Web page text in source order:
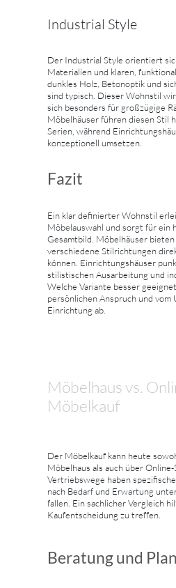
Industrial Style
Der Industrial Style orientiert
Materialien und klaren,
dunkles Holz, Betonoptik und
sind typisch. Dieser Wohnstil
sich besonders für großzügige
Möbelhäuser führen diesen Stil
Serien, während
konzeptionell umsetzen.
Fazit
Ein klar definierter Wohnstil
Möbelauswahl und sorgt für ein
Gesamtbild. Möbelhäuser bieten
verschiedene Stilrichtungen
können. Einrichtungshäuser
stilistischen Ausarbeitung und
Welche Variante besser
persönlichen Anspruch und vom
Einrichtung ab.
Möbelhaus vs.
Möbelkauf
Der Möbelkauf kann heute
Möbelhaus als auch über
Vertriebswege haben
nach Bedarf und Erwartung
fallen. Ein sachlicher Vergleich
Kaufentscheidung zu treffen.
Beratung und